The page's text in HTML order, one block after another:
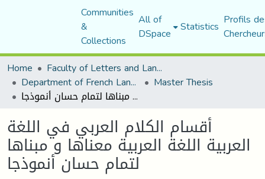
Communities
&
Collections
All of
DSpace Statistics Profils
Home
Faculty of Letters and Languages
Department of French Language and Literature Master Thesis
أقسام الكلام العربي في اللغة العربية اللغة العربية معناها و مبناها لتمام حسان أنموذجا
أقسام الكلام العربي في اللغة
العربية اللغة العربية معناها و مبناها
لتمام حسان أنموذجا